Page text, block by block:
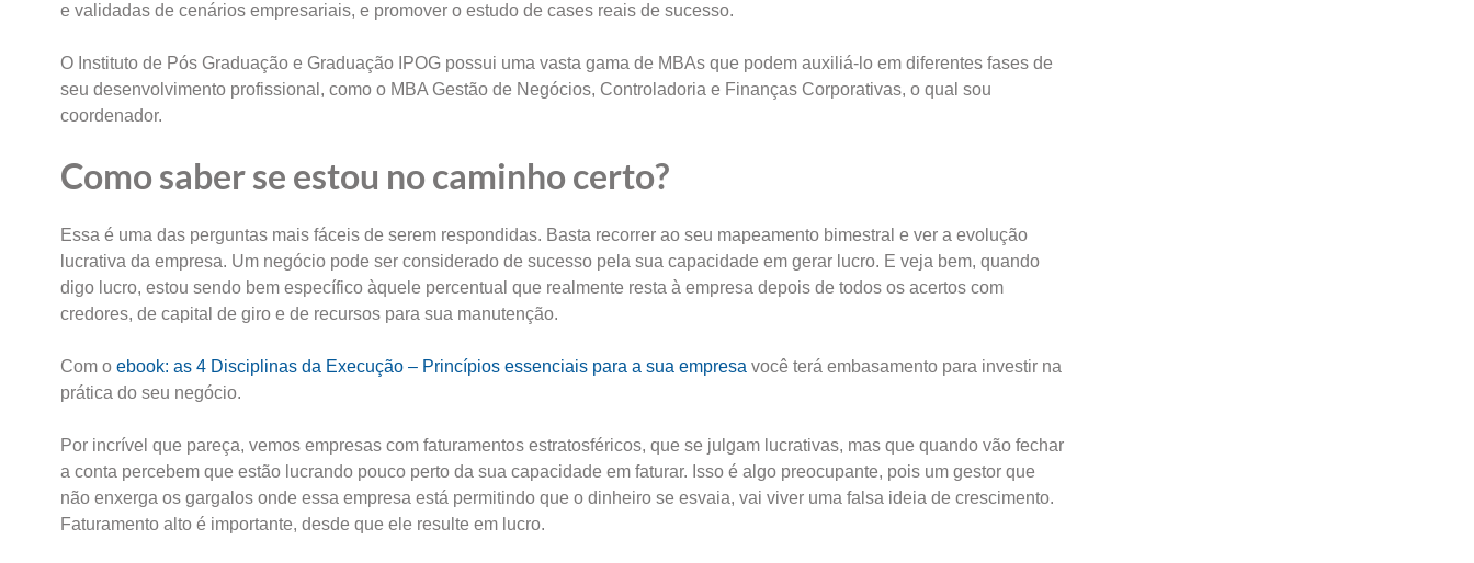
e validadas de cenários empresariais, e promover o estudo de cases reais de sucesso.
O Instituto de Pós Graduação e Graduação IPOG possui uma vasta gama de MBAs que podem auxiliá-lo em diferentes fases de
seu desenvolvimento profissional, como o MBA Gestão de Negócios, Controladoria e Finanças Corporativas, o qual sou
coordenador.
Como saber se estou no caminho certo?
Essa é uma das perguntas mais fáceis de serem respondidas. Basta recorrer ao seu mapeamento bimestral e ver a evolução
lucrativa da empresa. Um negócio pode ser considerado de sucesso pela sua capacidade em gerar lucro. E veja bem, quando
digo lucro, estou sendo bem específico àquele percentual que realmente resta à empresa depois de todos os acertos com
credores, de capital de giro e de recursos para sua manutenção.
Com o ebook: as 4 Disciplinas da Execução – Princípios essenciais para a sua empresa você terá embasamento para investir na
prática do seu negócio.
Por incrível que pareça, vemos empresas com faturamentos estratosféricos, que se julgam lucrativas, mas que quando vão fechar
a conta percebem que estão lucrando pouco perto da sua capacidade em faturar. Isso é algo preocupante, pois um gestor que
não enxerga os gargalos onde essa empresa está permitindo que o dinheiro se esvaia, vai viver uma falsa ideia de crescimento.
Faturamento alto é importante, desde que ele resulte em lucro.